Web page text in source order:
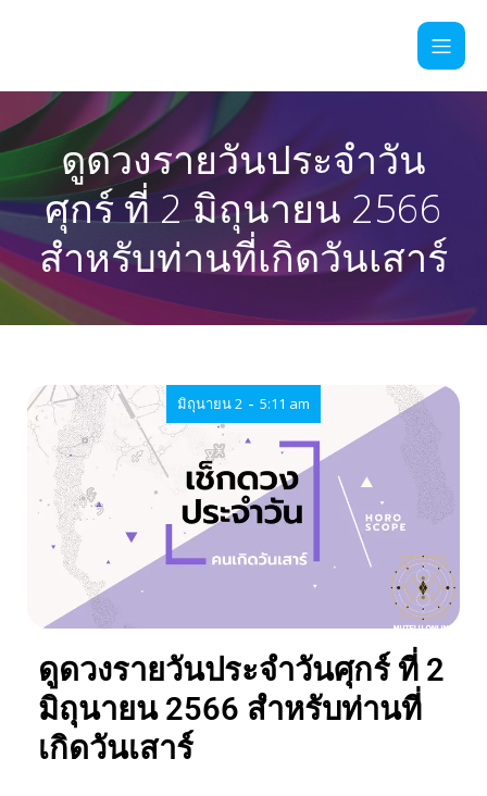
ดูดวงรายวันประจำวัน
ศุกร์ ที่ 2 มิถุนายน 2566
สำหรับท่านที่เกิดวันเสาร์
มิถุนายน 2 - 5:11 am
ดูดวงรายวันประจำวันศุกร์ ที่ 2
มิถุนายน 2566 สำหรับท่านที่
เกิดวันเสาร์